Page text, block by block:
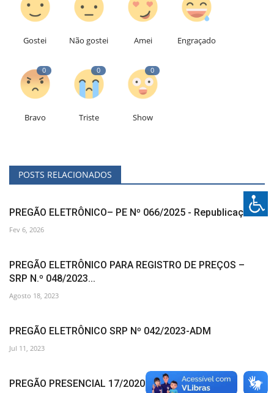
Gostei Não gostei Amei Engraçado
0
Bravo
0
Triste
0
Show
POSTS RELACIONADOS
PREGÃO ELETRÔNICO– PE Nº 066/2025 - Republicação
Fev 6, 2026
PREGÃO ELETRÔNICO PARA REGISTRO DE PREÇOS –
SRP N.º 048/2023...
Agosto 18, 2023
PREGÃO ELETRÔNICO SRP Nº 042/2023-ADM
Jul 11, 2023
PREGÃO PRESENCIAL 17/2020